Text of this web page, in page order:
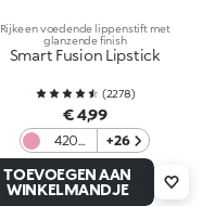
Rijke en voedende lippenstift met
glanzende finish
Smart Fusion Lipstick
(2278)
€ 4,99
420
Light
Rosy
Mauve
+26
TOEVOEGEN AAN
WINKELMANDJE